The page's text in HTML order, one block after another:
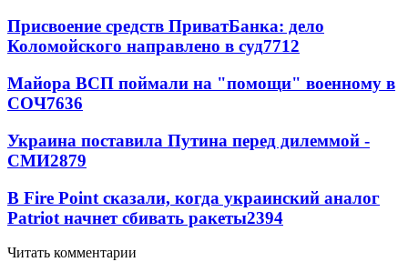
Присвоение средств ПриватБанка: дело
Коломойского направлено в суд7712
Майора ВСП поймали на "помощи" военному в
СОЧ7636
Украина поставила Путина перед дилеммой -
СМИ2879
В Fire Point сказали, когда украинский аналог
Patriot начнет сбивать ракеты2394
Читать комментарии